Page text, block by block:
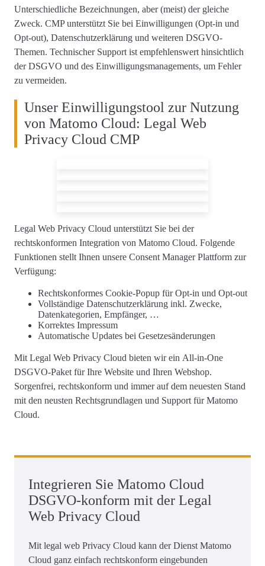
Unterschiedliche Bezeichnungen, aber (meist) der gleiche
Zweck. CMP unterstützt Sie bei Einwilligungen (Opt-in und
Opt-out), Datenschutzerklärung und weiteren DSGVO-
Themen. Technischer Support ist empfehlenswert hinsichtlich
der DSGVO und des Einwilligungsmanagements, um Fehler
zu vermeiden.
Unser Einwilligungstool zur Nutzung
von Matomo Cloud: Legal Web
Privacy Cloud CMP
Legal Web Privacy Cloud unterstützt Sie bei der
rechtskonformen Integration von Matomo Cloud. Folgende
Funktionen stellt Ihnen unsere Consent Manager Plattform zur
Verfügung:
Rechtskonformes Cookie-Popup für Opt-in und Opt-out
Vollständige Datenschutzerklärung inkl. Zwecke,
Datenkategorien, Empfänger, …
Korrektes Impressum
Automatische Updates bei Gesetzesänderungen
Mit Legal Web Privacy Cloud bieten wir ein All-in-One
DSGVO-Paket für Ihre Website und Ihren Webshop.
Sorgenfrei, rechtskonform und immer auf dem neuesten Stand
mit den neusten Rechtsgrundlagen und Support für Matomo
Cloud.
Integrieren Sie Matomo Cloud
DSGVO-konform mit der Legal
Web Privacy Cloud
Mit legal web Privacy Cloud kann der Dienst Matomo
Cloud ganz einfach rechtskonform eingebunden